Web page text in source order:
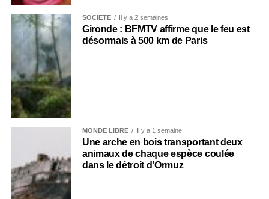
SOCIÉTÉ Il y a 2 semaines
Gironde : BFMTV affirme que le feu est
désormais à 500 km de Paris
MONDE LIBRE Il y a 1 semaine
Une arche en bois transportant deux
animaux de chaque espèce coulée
dans le détroit d’Ormuz